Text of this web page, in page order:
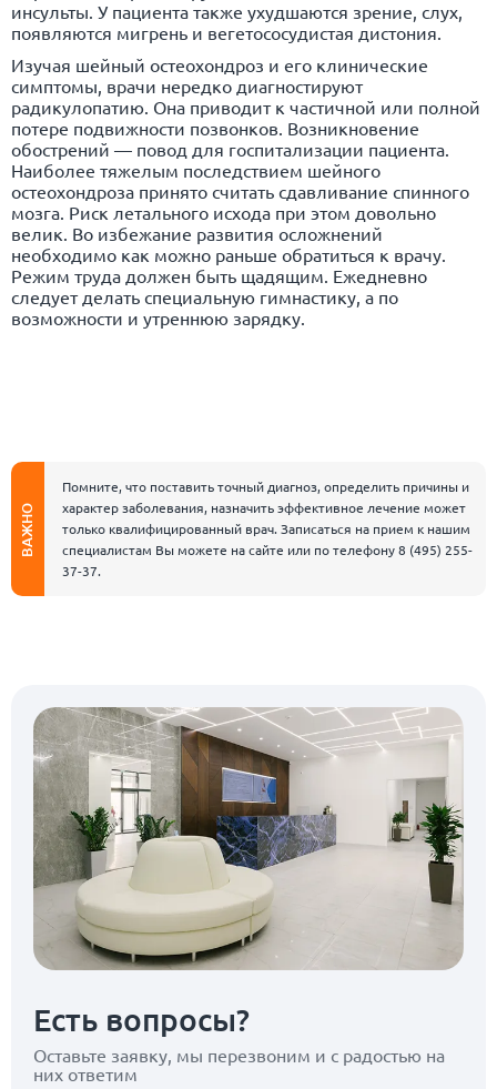
инсульты. У пациента также ухудшаются зрение, слух,
появляются мигрень и вегетососудистая дистония.
Изучая шейный остеохондроз и его клинические
симптомы, врачи нередко диагностируют
радикулопатию. Она приводит к частичной или полной
потере подвижности позвонков. Возникновение
обострений — повод для госпитализации пациента.
Наиболее тяжелым последствием шейного
остеохондроза принято считать сдавливание спинного
мозга. Риск летального исхода при этом довольно
велик. Во избежание развития осложнений
необходимо как можно раньше обратиться к врачу.
Режим труда должен быть щадящим. Ежедневно
следует делать специальную гимнастику, а по
возможности и утреннюю зарядку.
ВАЖНО
Помните, что поставить точный диагноз, определить причины и
характер заболевания, назначить эффективное лечение может
только квалифицированный врач. Записаться на прием к нашим
специалистам Вы можете на сайте или по телефону8 (495) 255-
37-37.
Есть вопросы?
Оставьте заявку, мы перезвоним и с радостью на
них ответим